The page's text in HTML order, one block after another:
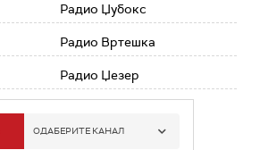
Радио Џубокс
Радио Вртешка
Радио Џезер
ОДАБЕРИТЕ КАНАЛ